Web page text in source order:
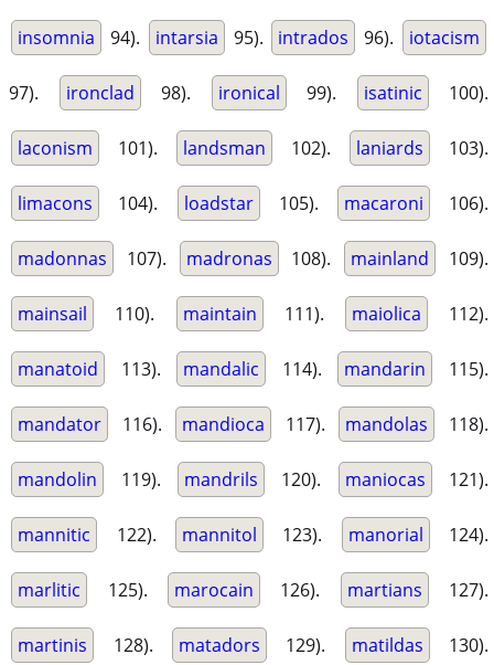
insomnia 94). intarsia 95). intrados 96). iotacism
97). ironclad 98). ironical 99). isatinic 100).
laconism 101). landsman 102). laniards 103).
limacons 104). loadstar 105). macaroni 106).
madonnas 107). madronas 108). mainland 109).
mainsail 110). maintain 111). maiolica 112).
manatoid 113). mandalic 114). mandarin 115).
mandator 116). mandioca 117). mandolas 118).
mandolin 119). mandrils 120). maniocas 121).
mannitic 122). mannitol 123). manorial 124).
marlitic 125). marocain 126). martians 127).
martinis 128). matadors 129). matildas 130).